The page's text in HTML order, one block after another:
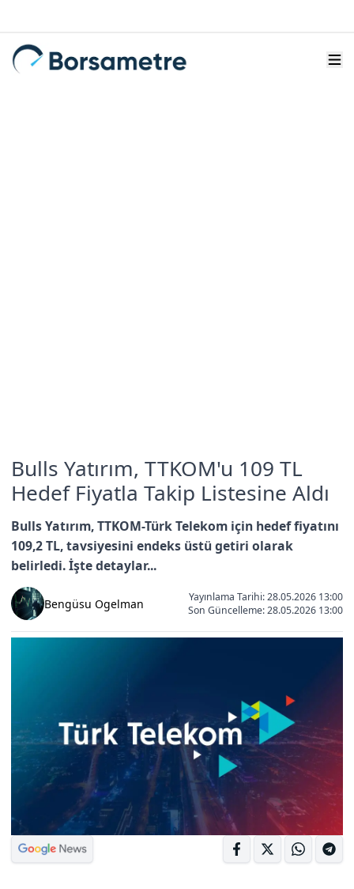
Bulls Yatırım, TTKOM'u 109 TL
Hedef Fiyatla Takip Listesine Aldı
Bulls Yatırım, TTKOM-Türk Telekom için hedef fiyatını
109,2 TL, tavsiyesini endeks üstü getiri olarak
belirledi. İşte detaylar...
Bengüsu Ogelman
Yayınlama Tarihi: 28.05.2026 13:00
Son Güncelleme:28.05.2026 13:00